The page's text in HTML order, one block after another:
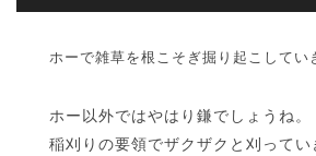
ホーで雑草を根こそぎ掘り起こしてい
ホー以外ではやはり鎌でしょうね。
稲刈りの要領でザクザクと刈ってい